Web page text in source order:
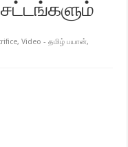
சட்டங்களும்
,Video - தமிழ் பயான்,